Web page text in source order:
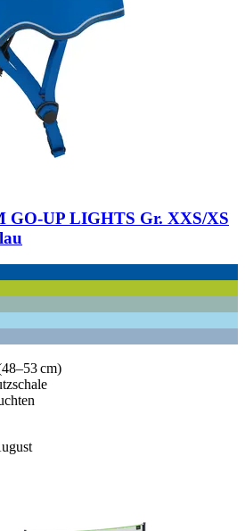
GO-​UP LIGHTS Gr. XXS/XS
cm)